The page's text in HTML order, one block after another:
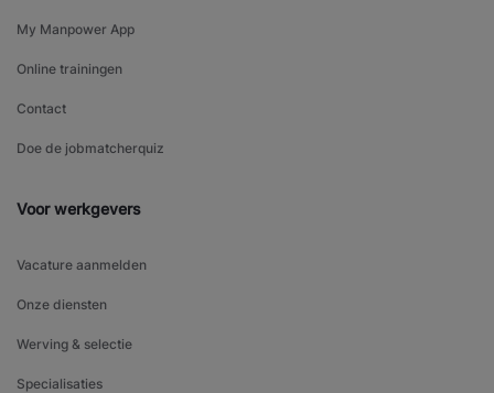
My Manpower App
Online trainingen
Contact
Doe de jobmatcherquiz
Voor werkgevers
Vacature aanmelden
Onze diensten
Werving & selectie
Specialisaties